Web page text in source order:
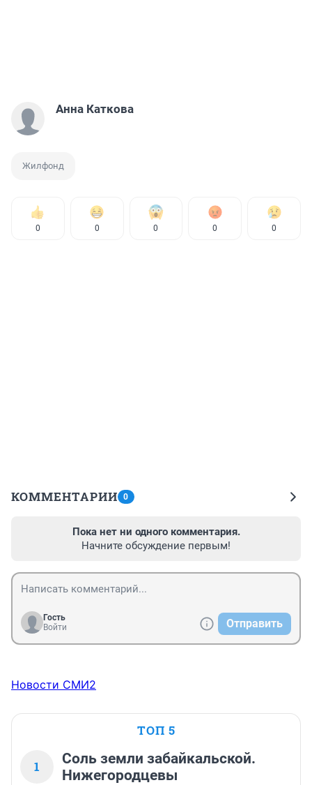
Анна Каткова
Жилфонд
0 0 0 0 0
КОММЕНТАРИИ 0
Пока нет ни одного комментария.
Начните обсуждение первым!
Гость
Войти
Отправить
Новости СМИ2
ТОП 5
1
Соль земли забайкальской.
Нижегородцевы